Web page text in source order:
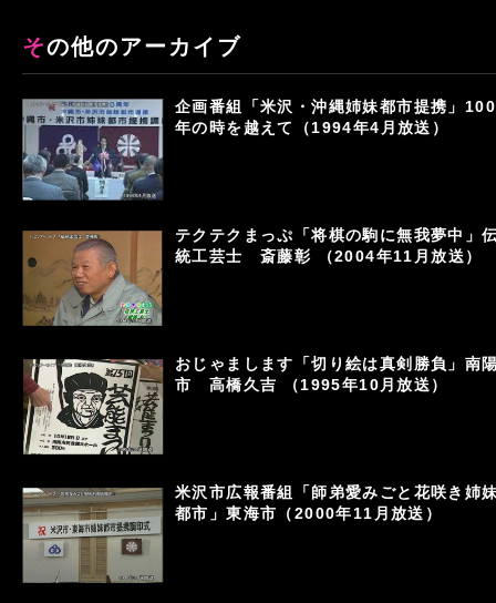
その他のアーカイブ
企画番組「米沢・沖縄姉妹都市提携」100
年の時を越えて（1994年4月放送）
テクテクまっぷ「将棋の駒に無我夢中」
統工芸士 斎藤彰 （2004年11月放送）
おじゃまします「切り絵は真剣勝負」南
市 高橋久吉 （1995年10月放送）
米沢市広報番組「師弟愛みごと花咲き姉
都市」東海市（2000年11月放送）